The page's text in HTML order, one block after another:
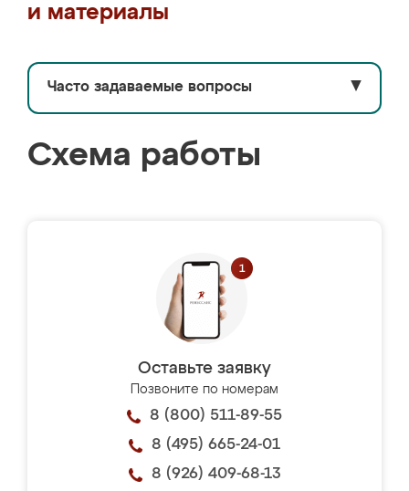
и материалы
Часто задаваемые вопросы ▼
Схема работы
Оставьте заявку
Позвоните по номерам
8 (800) 511-89-55
8 (495) 665-24-01
8 (926) 409-68-13